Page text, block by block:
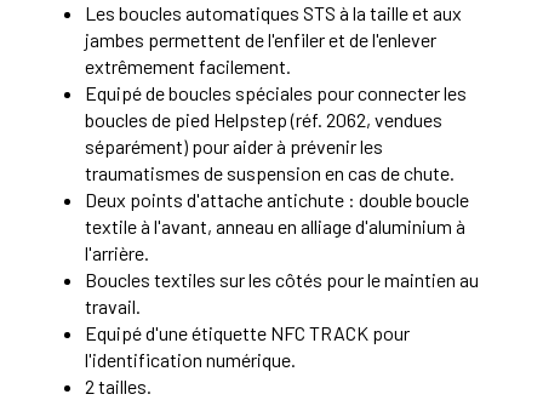
Les boucles automatiques STS à la taille et aux
jambes permettent de l'enfiler et de l'enlever
extrêmement facilement.
Equipé de boucles spéciales pour connecter les
boucles de pied Helpstep (réf. 2062, vendues
séparément) pour aider à prévenir les
traumatismes de suspension en cas de chute.
Deux points d'attache antichute : double boucle
textile à l'avant, anneau en alliage d'aluminium à
l'arrière.
Boucles textiles sur les côtés pour le maintien au
travail.
Equipé d'une étiquette NFC TRACK pour
l'identification numérique.
2 tailles.